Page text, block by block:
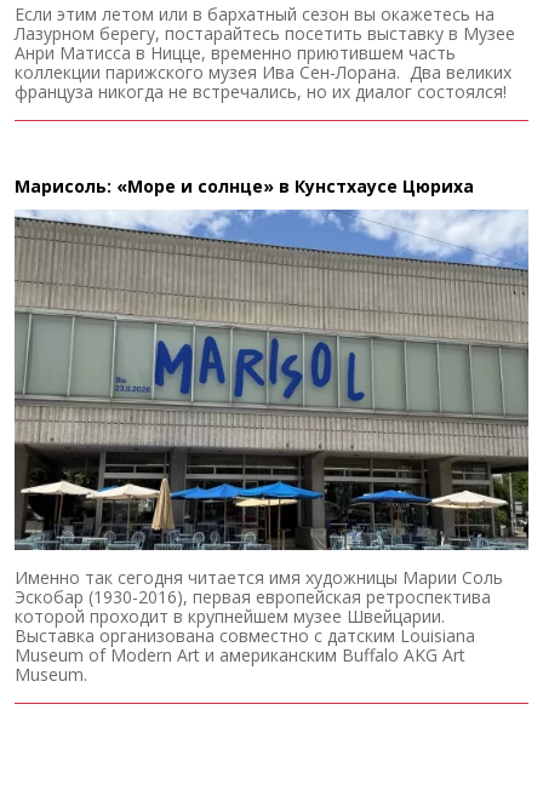
Если этим летом или в бархатный сезон вы окажетесь на
Лазурном берегу, постарайтесь посетить выставку в Музее
Анри Матисса в Ницце, временно приютившем часть
коллекции парижского музея Ива Сен-Лорана. Два великих
француза никогда не встречались, но их диалог состоялся!
Марисоль: «Море и солнце» в Кунстхаусе Цюриха
Именно так сегодня читается имя художницы Марии Соль
Эскобар (1930-2016), первая европейская ретроспектива
которой проходит в крупнейшем музее Швейцарии.
Выставка организована совместно с датским Louisiana
Museum of Modern Art и американским Buffalo AKG Art
Museum.